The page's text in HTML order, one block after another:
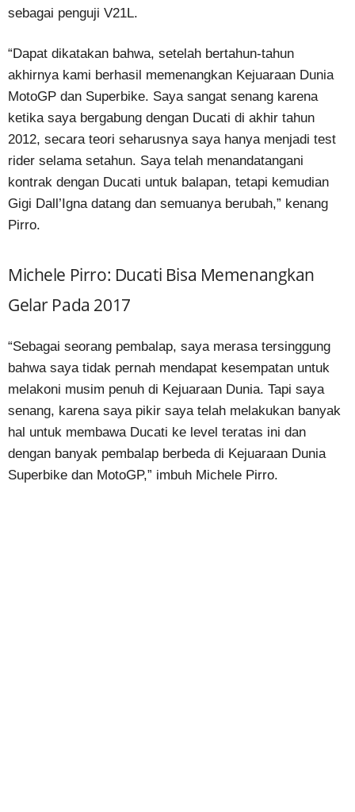
sebagai penguji V21L.
“Dapat dikatakan bahwa, setelah bertahun-tahun
akhirnya kami berhasil memenangkan Kejuaraan Dunia
MotoGP dan Superbike. Saya sangat senang karena
ketika saya bergabung dengan Ducati di akhir tahun
2012, secara teori seharusnya saya hanya menjadi test
rider selama setahun. Saya telah menandatangani
kontrak dengan Ducati untuk balapan, tetapi kemudian
Gigi Dall’Igna datang dan semuanya berubah,” kenang
Pirro.
Michele Pirro: Ducati Bisa Memenangkan
Gelar Pada 2017
“Sebagai seorang pembalap, saya merasa tersinggung
bahwa saya tidak pernah mendapat kesempatan untuk
melakoni musim penuh di Kejuaraan Dunia. Tapi saya
senang, karena saya pikir saya telah melakukan banyak
hal untuk membawa Ducati ke level teratas ini dan
dengan banyak pembalap berbeda di Kejuaraan Dunia
Superbike dan MotoGP,” imbuh Michele Pirro.